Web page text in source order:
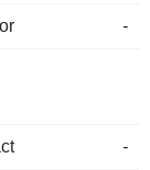
-
-